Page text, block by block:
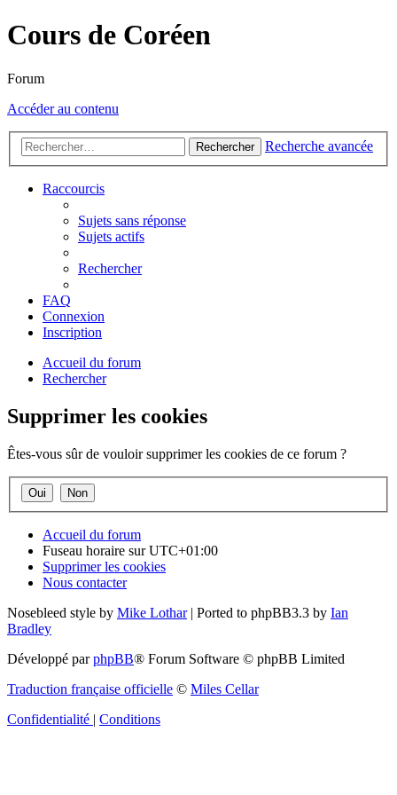
Cours de Coréen
Forum
Accéder au contenu
Rechercher Recherche avancée
Raccourcis
Sujets sans réponse
Sujets actifs
Rechercher
FAQ
Connexion
Inscription
Accueil du forum
Rechercher
Supprimer les cookies
Êtes-vous sûr de vouloir supprimer les cookies de ce forum ?
Accueil du forum
Fuseau horaire surUTC+01:00
Supprimer les cookies
Nous contacter
Nosebleed style by Mike Lothar| Ported to phpBB3.3 by Ian
Bradley
Développé parphpBB® Forum Software © phpBB Limited
Traduction française officielle © Miles Cellar
Confidentialité | Conditions